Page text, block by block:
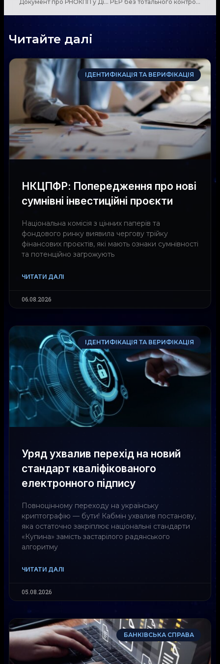
Документ про РНОКПП у Дії отримав статус паперового аналога PEP без тотального контролю? У Раді пропонують змінити правила фінмоніторингу
Читайте далі
ІДЕНТИФІКАЦІЯ ТА ВЕРИФІКАЦІЯ
НКЦПФР: Попередження про нові
сумнівні інвестиційні проєкти
Національна комісія з цінних паперів та
фондового ринку виявила чергову трійку
фінансових проєктів, які мають ознаки сумнівності
та потенційно загрожують
ЧИТАТИ ДАЛІ
06.08.2026
ІДЕНТИФІКАЦІЯ ТА ВЕРИФІКАЦІЯ
Уряд ухвалив перехід на новий
стандарт кваліфікованого
електронного підпису
Повноцінному переходу на українську
криптографію — бути! Кабмін ухвалив постанову,
яка остаточно закріплює національні стандарти
«Купина» замість застарілого радянського
алгоритму
ЧИТАТИ ДАЛІ
05.08.2026
БАНКІВСЬКА СПРАВА